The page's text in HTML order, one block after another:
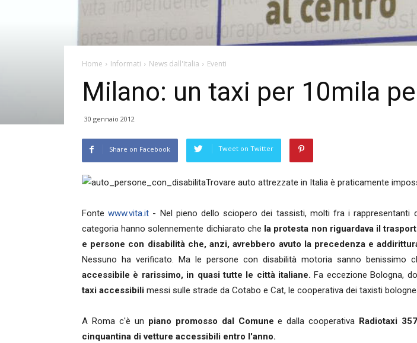
Home Informati News dall'Italia Eventi
Milano: un taxi per 10mila
30 gennaio 2012
Share on Facebook Tweet on Twitter
Trovare auto attrezzate in Italia è praticamente
Fontewww.vita.it - Nel pieno dello sciopero dei tassisti, molti fra i rappresentanti
categoria hanno solennemente dichiarato che la protesta non riguardava il
e persone con disabilità che, anzi, avrebbero avuto la precedenza e
Nessuno ha verificato. Ma le persone con disabilità motoria sanno benissimo
accessibile è rarissimo, in quasi tutte le città italiane. Fa eccezione Bologna,
taxi accessibili messi sulle strade da Cotabo e Cat, le cooperativa dei taxisti
A Roma c'è un piano promosso dal Comune e dalla cooperativa Radiotaxi
cinquantina di vetture accessibili entro l'anno.